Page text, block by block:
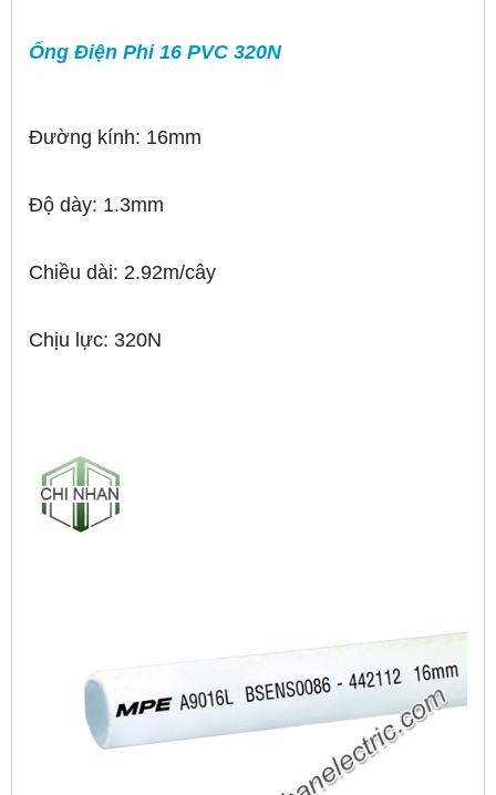
Ống Điện Phi 16 PVC 320N
Đường kính: 16mm
Độ dày: 1.3mm
Chiều dài: 2.92m/cây
Chịu lực: 320N